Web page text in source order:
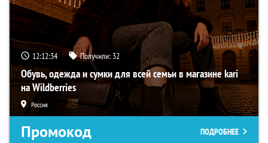
12:12:33 Получили: 32
Обувь, одежда и сумки для всей семьи в магазине kari
на Wildberries
Россия
Промокод ПОДРОБНЕЕ